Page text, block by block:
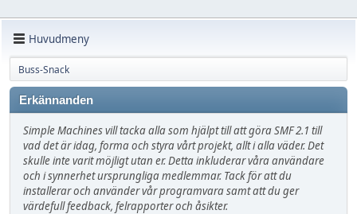
Huvudmeny
Buss-Snack
Erkännanden
Simple Machines vill tacka alla som hjälpt till att göra SMF 2.1 till
vad det är idag, forma och styra vårt projekt, allt i alla väder. Det
skulle inte varit möjligt utan er. Detta inkluderar våra användare
och i synnerhet ursprungliga medlemmar. Tack för att du
installerar och använder vår programvara samt att du ger
värdefull feedback, felrapporter och åsikter.